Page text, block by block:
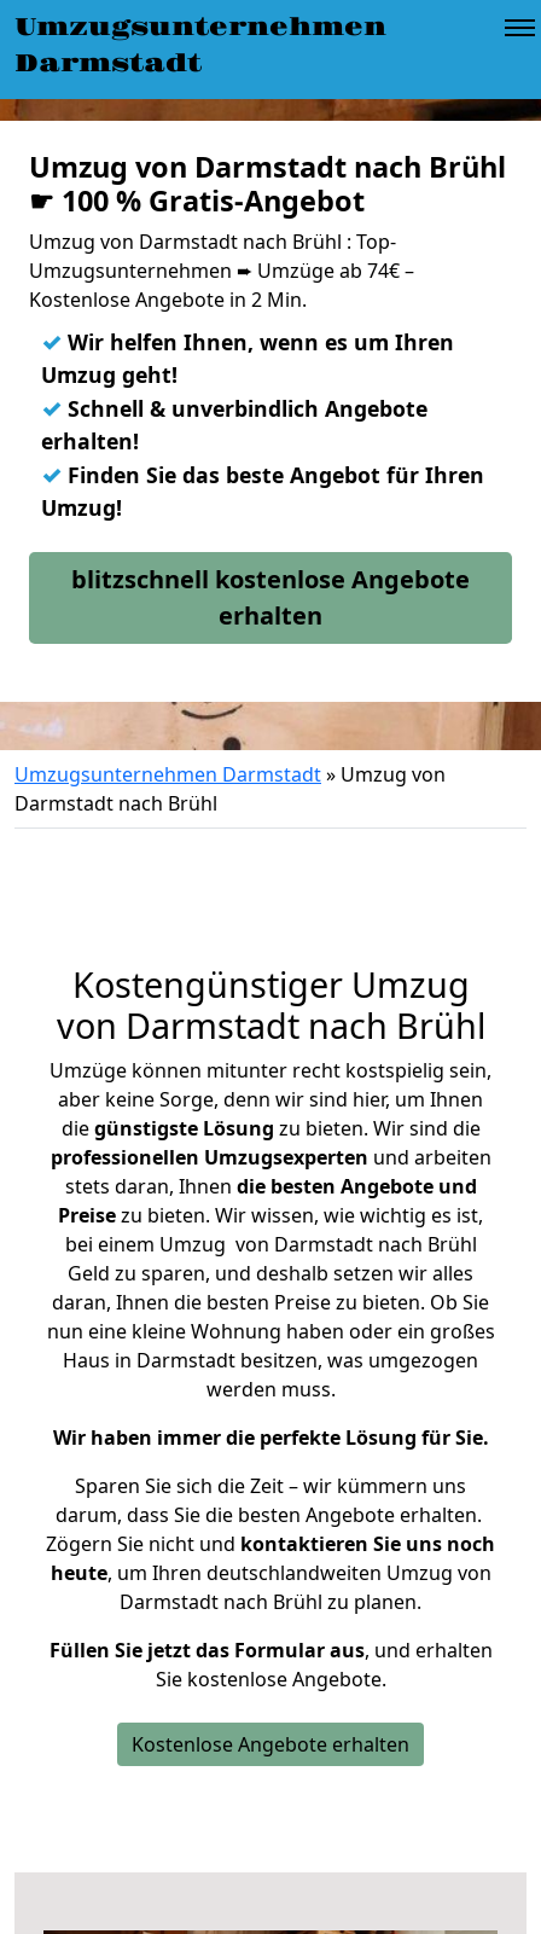
Umzugsunternehmen
Darmstadt
Umzug von Darmstadt nach Brühl
☛ 100 % Gratis-Angebot
Umzug von Darmstadt nach Brühl : Top-
Umzugsunternehmen ➨ Umzüge ab 74€ –
Kostenlose Angebote in 2 Min.
✓ Wir helfen Ihnen, wenn es um Ihren
Umzug geht!
✓ Schnell & unverbindlich Angebote
erhalten!
✓ Finden Sie das beste Angebot für Ihren
Umzug!
blitzschnell kostenlose Angebote
erhalten
Umzugsunternehmen Darmstadt» Umzug von
Darmstadt nach Brühl
Kostengünstiger Umzug
von Darmstadt nach Brühl
Umzüge können mitunter recht kostspielig sein,
aber keine Sorge, denn wir sind hier, um Ihnen
diegünstigste Lösung zu bieten. Wir sind die
professionellen Umzugsexperten und arbeiten
stets daran, Ihnen die besten Angebote und
Preisezu bieten. Wir wissen, wie wichtig es ist,
bei einem Umzug von Darmstadt nach Brühl
Geld zu sparen, und deshalb setzen wir alles
daran, Ihnen die besten Preise zu bieten. Ob Sie
nun eine kleine Wohnung haben oder ein großes
Haus in Darmstadt besitzen, was umgezogen
werden muss.
Wir haben immer die perfekte Lösung für Sie.
Sparen Sie sich die Zeit – wir kümmern uns
darum, dass Sie die besten Angebote erhalten.
Zögern Sie nicht und kontaktieren Sie uns noch
heute, um Ihren deutschlandweiten Umzug von
Darmstadt nach Brühl zu planen.
Füllen Sie jetzt das Formular aus, und erhalten
Sie kostenlose Angebote.
Kostenlose Angebote erhalten